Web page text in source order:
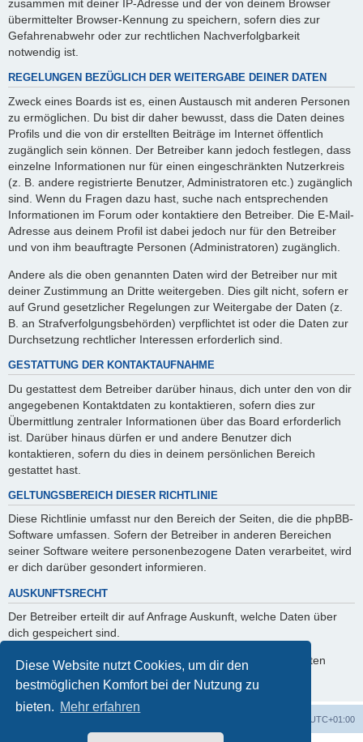
Diese Website nutzt Cookies, um dir den
bestmöglichen Komfort bei der Nutzung zu
bieten. Mehr erfahren
zusammen mit deiner IP-Adresse und der von deinem Browser
übermittelter Browser-Kennung zu speichern, sofern dies zur
Gefahrenabwehr oder zur rechtlichen Nachverfolgbarkeit
notwendig ist.
REGELUNGEN BEZÜGLICH DER WEITERGABE DEINER DATEN
Zweck eines Boards ist es, einen Austausch mit anderen Personen
zu ermöglichen. Du bist dir daher bewusst, dass die Daten deines
Profils und die von dir erstellten Beiträge im Internet öffentlich
zugänglich sein können. Der Betreiber kann jedoch festlegen, dass
einzelne Informationen nur für einen eingeschränkten Nutzerkreis
(z. B. andere registrierte Benutzer, Administratoren etc.) zugänglich
sind. Wenn du Fragen dazu hast, suche nach entsprechenden
Informationen im Forum oder kontaktiere den Betreiber. Die E-Mail-
Adresse aus deinem Profil ist dabei jedoch nur für den Betreiber
und von ihm beauftragte Personen (Administratoren) zugänglich.
Andere als die oben genannten Daten wird der Betreiber nur mit
deiner Zustimmung an Dritte weitergeben. Dies gilt nicht, sofern er
auf Grund gesetzlicher Regelungen zur Weitergabe der Daten (z.
B. an Strafverfolgungsbehörden) verpflichtet ist oder die Daten zur
Durchsetzung rechtlicher Interessen erforderlich sind.
GESTATTUNG DER KONTAKTAUFNAHME
Du gestattest dem Betreiber darüber hinaus, dich unter den von dir
angegebenen Kontaktdaten zu kontaktieren, sofern dies zur
Übermittlung zentraler Informationen über das Board erforderlich
ist. Darüber hinaus dürfen er und andere Benutzer dich
kontaktieren, sofern du dies in deinem persönlichen Bereich
gestattet hast.
GELTUNGSBEREICH DIESER RICHTLINIE
Diese Richtlinie umfasst nur den Bereich der Seiten, die die phpBB-
Software umfassen. Sofern der Betreiber in anderen Bereichen
seiner Software weitere personenbezogene Daten verarbeitet, wird
er dich darüber gesondert informieren.
AUSKUNFTSRECHT
Der Betreiber erteilt dir auf Anfrage Auskunft, welche Daten über
dich gespeichert sind.
Du kannst jederzeit die Löschung bzw. Sperrung deiner Daten
verlangen. Kontaktiere hierzu bitte den Betreiber.
UTC+01:00